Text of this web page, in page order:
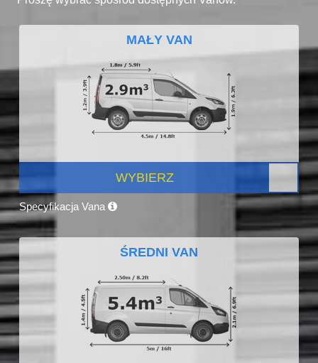
MAŁY VAN
WYBIERZ
Specyfikacja Vana
ŚREDNI VAN